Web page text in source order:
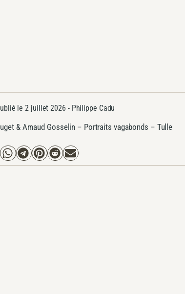
le 2 juillet 2026 - Philippe Cadu
& Arnaud Gosselin – Portraits vagabonds – Tulle